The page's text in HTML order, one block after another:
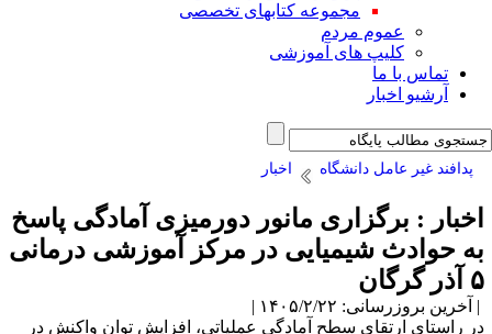
مجموعه کتابهای تخصصی
عموم مردم
کلیپ های آموزشی
تماس با ما
آرشیو اخبار
پدافند غیر عامل دانشگاه اخبار
: برگزاری مانور دورمیزی آمادگی پاسخ
حوادث شیمیایی در مرکز آموزشی درمانی
بروزرسانی: ۱۴۰۵/۲/۲۲ |
راستای ارتقای سطح آمادگی عملیاتی، افزایش توان واکنش در